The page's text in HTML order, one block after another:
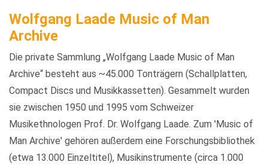
Wolfgang Laade Music of Man
Archive
Die private Sammlung „Wolfgang Laade Music of Man
Archive“ besteht aus ~45.000 Tonträgern (Schallplatten,
Compact Discs und Musikkassetten). Gesammelt wurden
sie zwischen 1950 und 1995 vom Schweizer
Musikethnologen Prof. Dr. Wolfgang Laade. Zum 'Music of
Man Archive' gehören außerdem eine Forschungsbibliothek
(etwa 13.000 Einzeltitel), Musikinstrumente (circa 1.000